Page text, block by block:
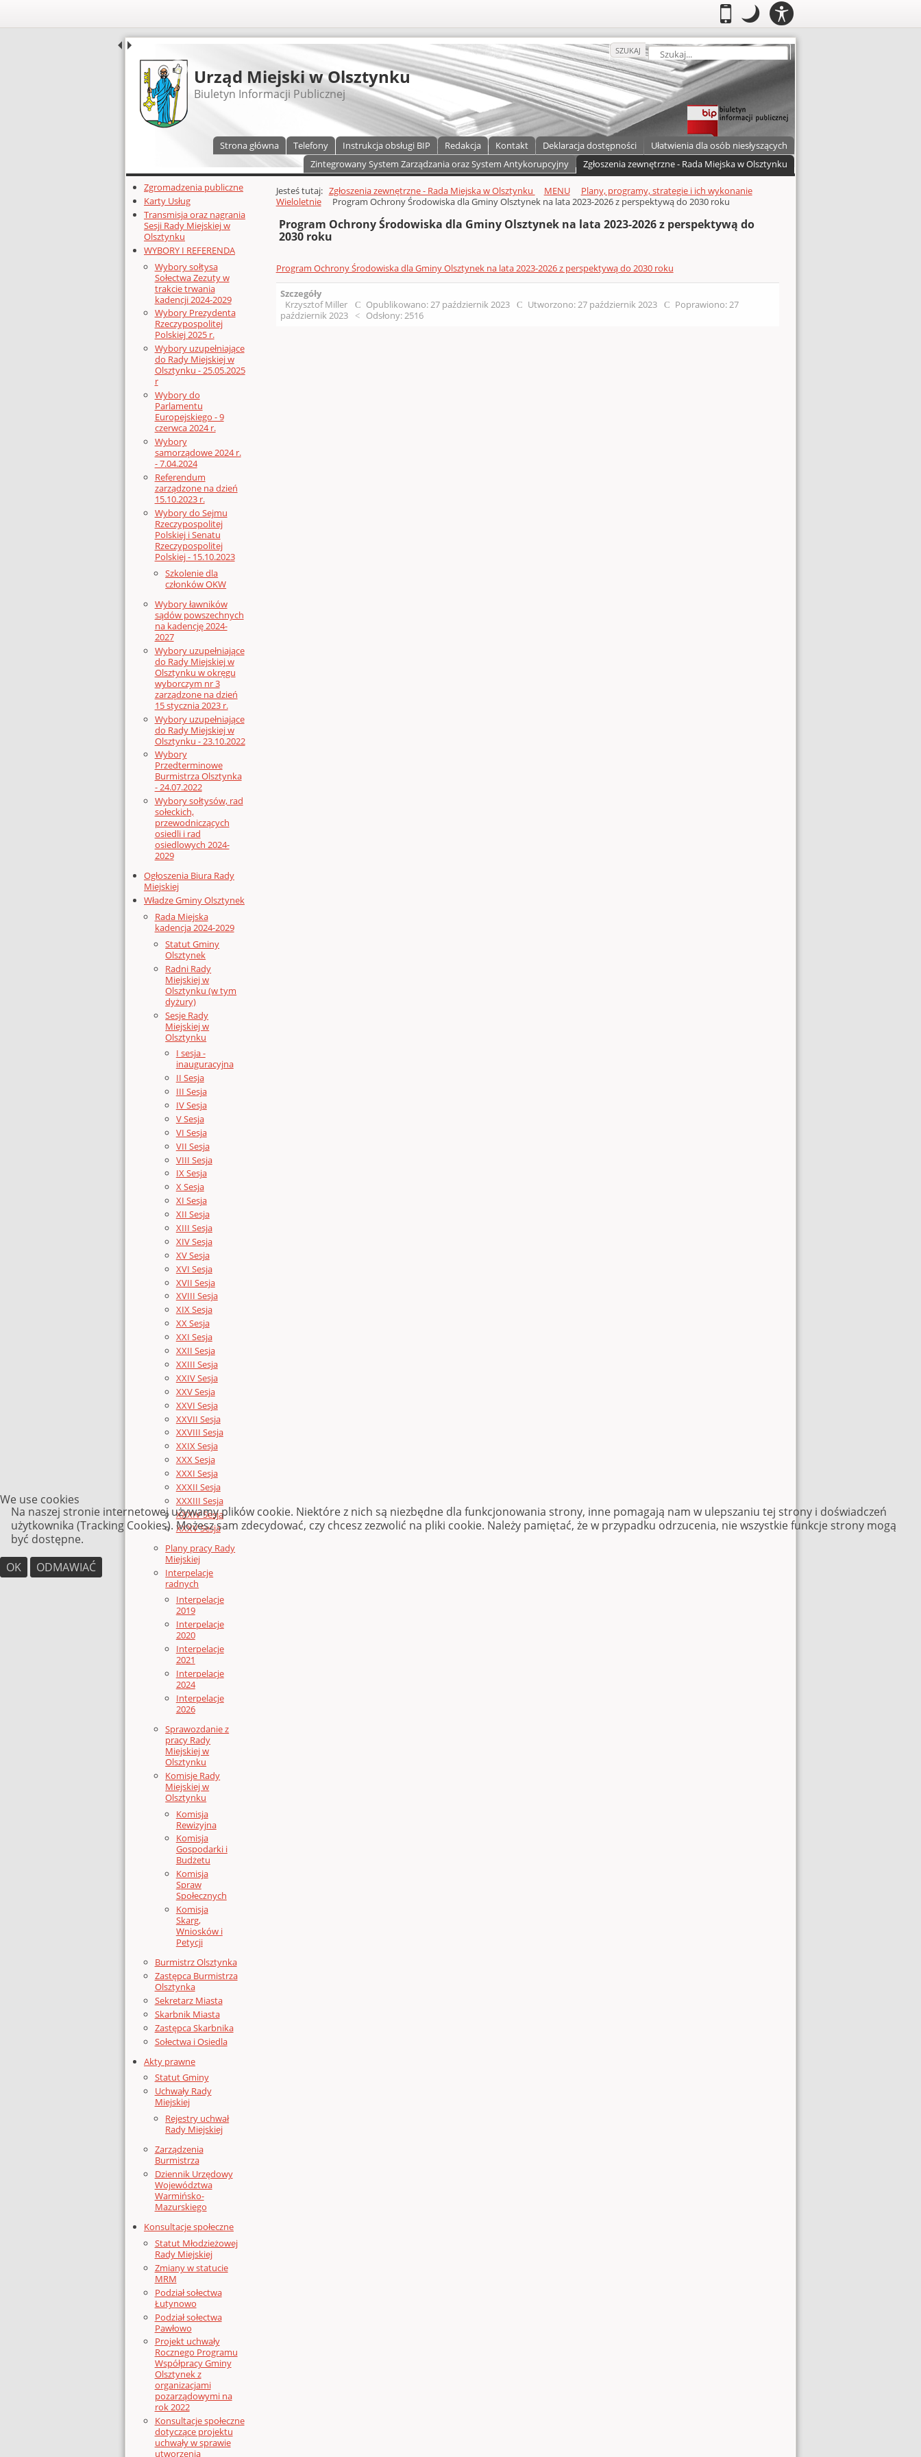
Mobilny
.Przełącz do wersji mobilnej
Tryb
nocny
Tryb nocny: Ten tryb ustawia
Szukaj
SZUKAJ
UDOSTĘPNIJ
Urząd Miejski w Olsztynku
Biuletyn Informacji Publicznej
Strona główna Telefony Instrukcja obsługi BIP Redakcja Kontakt Deklaracja dostępności
Ułatwienia dla osób niesłyszących
Zintegrowany System Zarządzania oraz System Antykorupcyjny
Zgłoszenia zewnętrzne - Rada Miejska w Olsztynku
Dodatkowe zasoby (lewa kolumna)
Zgromadzenia publiczne
Karty Usług
Transmisja oraz nagrania
Sesji Rady Miejskiej w
Olsztynku
WYBORY I REFERENDA
Wybory sołtysa
Sołectwa Zezuty w
trakcie trwania
kadencji 2024-2029
Wybory Prezydenta
Rzeczypospolitej
Polskiej 2025 r.
Wybory uzupełniające
do Rady Miejskiej w
Olsztynku - 25.05.2025
r
Wybory do
Parlamentu
Europejskiego - 9
czerwca 2024 r.
Wybory
samorządowe 2024 r.
- 7.04.2024
Referendum
zarządzone na dzień
15.10.2023 r.
Wybory do Sejmu
Rzeczypospolitej
Polskiej i Senatu
Rzeczypospolitej
Polskiej - 15.10.2023
Szkolenie dla
członków OKW
Wybory ławników
sądów powszechnych
na kadencję 2024-
2027
Wybory uzupełniające
do Rady Miejskiej w
Olsztynku w okręgu
wyborczym nr 3
zarządzone na dzień
15 stycznia 2023 r.
Wybory uzupełniające
do Rady Miejskiej w
Olsztynku - 23.10.2022
Wybory
Przedterminowe
Burmistrza Olsztynka
- 24.07.2022
Wybory sołtysów, rad
sołeckich,
przewodniczących
osiedli i rad
osiedlowych 2024-
2029
Ogłoszenia Biura Rady
Miejskiej
Władze Gminy Olsztynek
Rada Miejska
kadencja 2024-2029
Statut Gminy
Olsztynek
Radni Rady
Miejskiej w
Olsztynku (w tym
dyżury)
Sesje Rady
Miejskiej w
Olsztynku
I sesja -
inauguracyjna
II Sesja
III Sesja
IV Sesja
V Sesja
VI Sesja
VII Sesja
VIII Sesja
IX Sesja
X Sesja
XI Sesja
XII Sesja
XIII Sesja
XIV Sesja
XV Sesja
XVI Sesja
XVII Sesja
XVIII Sesja
XIX Sesja
XX Sesja
XXI Sesja
XXII Sesja
XXIII Sesja
XXIV Sesja
XXV Sesja
XXVI Sesja
XXVII Sesja
XXVIII Sesja
XXIX Sesja
XXX Sesja
XXXI Sesja
XXXII Sesja
XXXIII Sesja
XXXIV Sesja
XXXV Sesja
Plany pracy Rady
Miejskiej
Interpelacje
radnych
Interpelacje
2019
Interpelacje
2020
Interpelacje
2021
Interpelacje
2024
Interpelacje
2026
Sprawozdanie z
pracy Rady
Miejskiej w
Olsztynku
Komisje Rady
Miejskiej w
Olsztynku
Komisja
Rewizyjna
Komisja
Gospodarki i
Budżetu
Komisja
Spraw
Społecznych
Komisja
Skarg,
Wniosków i
Petycji
Burmistrz Olsztynka
Zastępca Burmistrza
Olsztynka
Sekretarz Miasta
Skarbnik Miasta
Zastępca Skarbnika
Sołectwa i Osiedla
Akty prawne
Statut Gminy
Uchwały Rady
Miejskiej
Rejestry uchwał
Rady Miejskiej
Zarządzenia
Burmistrza
Dziennik Urzędowy
Województwa
Warmińsko-
Mazurskiego
Konsultacje społeczne
Statut Młodzieżowej
Rady Miejskiej
Zmiany w statucie
MRM
Podział sołectwa
Łutynowo
Podział sołectwa
Pawłowo
Projekt uchwały
Rocznego Programu
Współpracy Gminy
Olsztynek z
organizacjami
pozarządowymi na
rok 2022
Konsultacje społeczne
dotyczące projektu
uchwały w sprawie
utworzenia
Głównej zawartości
Jesteś tutaj: Zgłoszenia zewnętrzne - Rada Miejska w Olsztynku MENU
Plany, programy, strategie i ich wykonanie
Wieloletnie
Program Ochrony Środowiska dla Gminy Olsztynek na lata 2023-2026 z perspektywą do 2030 roku
Program Ochrony Środowiska dla Gminy Olsztynek na lata 2023-2026 z perspektywą do
2030 roku
Program Ochrony Środowiska dla Gminy Olsztynek na lata 2023-2026 z perspektywą do 2030 roku
Szczegóły
Krzysztof Miller
Opublikowano: 27 październik 2023 Utworzono: 27 październik 2023
Poprawiono: 27
październik 2023
Odsłony: 2516
We use cookies
Na naszej stronie internetowej używamy plików cookie. Niektóre z nich są niezbędne dla funkcjonowania strony, inne pomagają nam w ulepszaniu tej strony i doświadczeń
użytkownika (Tracking Cookies). Możesz sam zdecydować, czy chcesz zezwolić na pliki cookie. Należy pamiętać, że w przypadku odrzucenia, nie wszystkie funkcje strony mogą
być dostępne.
OK
ODMAWIAĆ